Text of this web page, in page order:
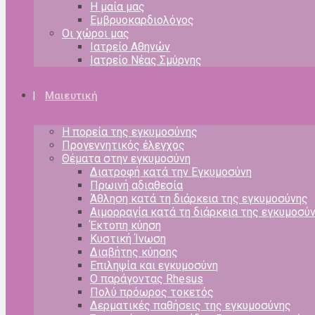
Η μαία μας
Εμβρυοκαρδιολόγος
Οι χώροι μας
Ιατρείο Αθηνών
Ιατρείο Νέας Σμύρνης
Μαιευτική
Η πορεία της εγκυμοσύνης
Προγεννητικός έλεγχος
Θέματα στην εγκυμοσύνη
Διατροφή κατά την Εγκυμοσύνη
Πρωινή αδιαθεσία
Άθληση κατά τη διάρκεια της εγκυμοσύνης
Αιμορραγία κατά τη διάρκεια της
Έκτοπη κύηση
Κυστική Ίνωση
Διαβήτης κύησης
Επιληψία και εγκυμοσύνη
Ο παράγοντας Rhesus
Πολύ πρόωρος τοκετός
Δερματικές παθήσεις της εγκυμοσύνης